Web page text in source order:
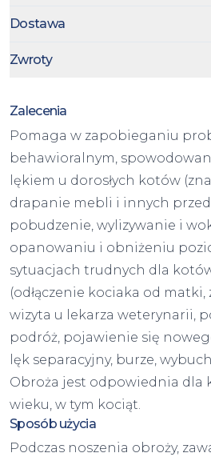
Dostawa
Zwroty
Zalecenia
Pomaga w zapobieganiu
behawioralnym,
lękiem u dorosłych kotów
drapanie mebli i innych
pobudzenie, wylizywanie i
opanowaniu i obniżeniu
sytuacjach trudnych dla
(odłączenie kociaka od matki,
wizyta u lekarza weterynarii,
podróż, pojawienie się
lęk separacyjny, burze,
Obroża jest odpowiednia dla
wieku, w tym kociąt.
Sposób użycia
Podczas noszenia obroży,